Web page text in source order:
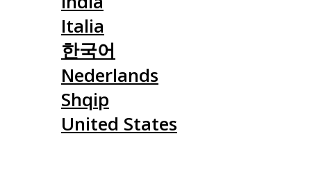
Italia
한국어
Nederlands
Shqip
United States